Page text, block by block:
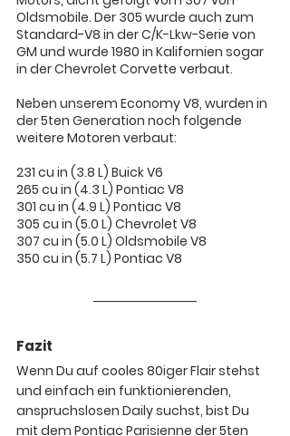
Oldsmobile. Der 305 wurde auch zum
Standard-V8 in der C/K-Lkw-Serie von
GM und wurde 1980 in Kalifornien sogar
in der Chevrolet Corvette verbaut.
Neben unserem Economy V8, wurden in
der 5ten Generation noch folgende
weitere Motoren verbaut:
231 cu in (3.8 L) Buick V6
265 cu in (4.3 L) Pontiac V8
301 cu in (4.9 L) Pontiac V8
305 cu in (5.0 L) Chevrolet V8
307 cu in (5.0 L) Oldsmobile V8
350 cu in (5.7 L) Pontiac V8
Fazit
Wenn Du auf cooles 80iger Flair stehst
und einfach ein funktionierenden,
anspruchslosen Daily suchst, bist Du
mit dem Pontiac Parisienne der 5ten